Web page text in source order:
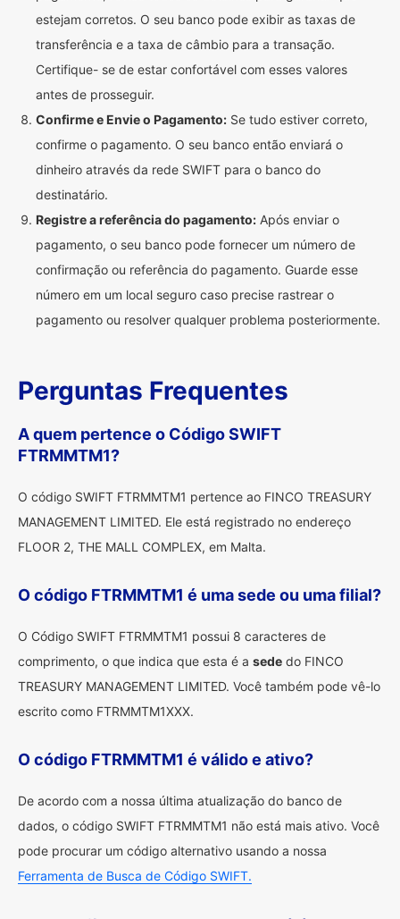
estejam corretos. O seu banco pode exibir as taxas de
transferência e a taxa de câmbio para a transação.
Certifique- se de estar confortável com esses valores
antes de prosseguir.
Confirme e Envie o Pagamento: Se tudo estiver correto,
confirme o pagamento. O seu banco então enviará o
dinheiro através da rede SWIFT para o banco do
destinatário.
Registre a referência do pagamento: Após enviar o
pagamento, o seu banco pode fornecer um número de
confirmação ou referência do pagamento. Guarde esse
número em um local seguro caso precise rastrear o
pagamento ou resolver qualquer problema posteriormente.
Perguntas Frequentes
A quem pertence o Código SWIFT
FTRMMTM1?
O código SWIFT FTRMMTM1 pertence ao FINCO TREASURY
MANAGEMENT LIMITED. Ele está registrado no endereço
FLOOR 2, THE MALL COMPLEX, em Malta.
O código FTRMMTM1 é uma sede ou uma filial?
O Código SWIFT FTRMMTM1 possui 8 caracteres de
comprimento, o que indica que esta é a sede do FINCO
TREASURY MANAGEMENT LIMITED. Você também pode vê-lo
escrito como FTRMMTM1XXX.
O código FTRMMTM1 é válido e ativo?
De acordo com a nossa última atualização do banco de
dados, o código SWIFT FTRMMTM1 não está mais ativo. Você
pode procurar um código alternativo usando a nossa
Ferramenta de Busca de Código SWIFT.